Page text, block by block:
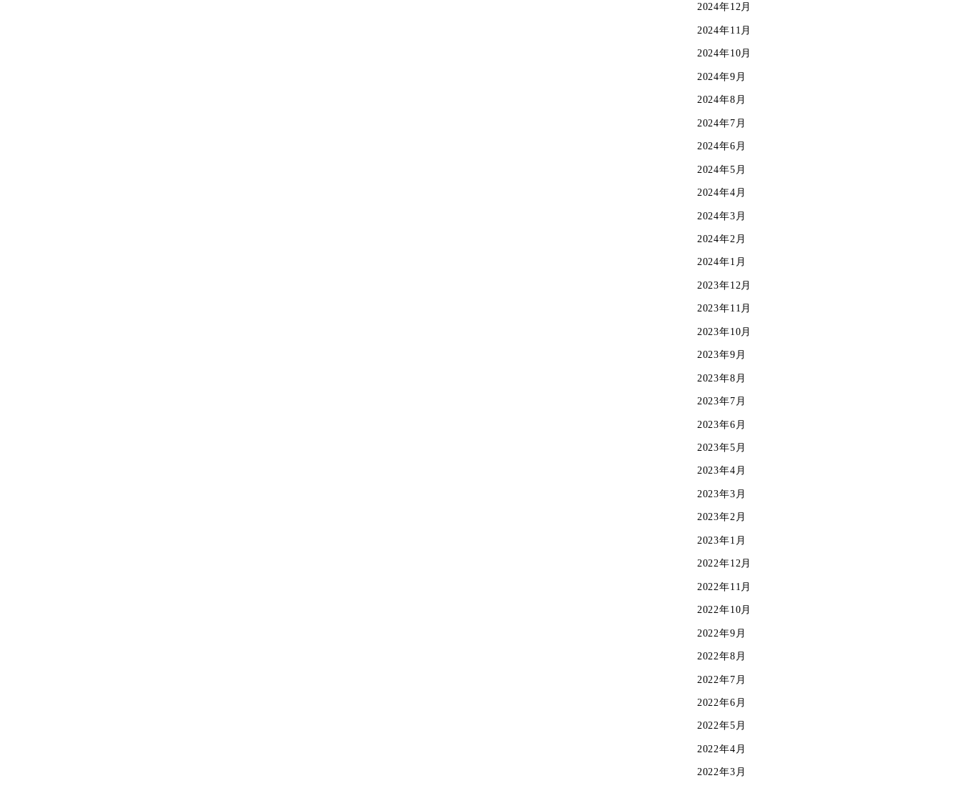
2024年12月
2024年11月
2024年10月
2024年9月
2024年8月
2024年7月
2024年6月
2024年5月
2024年4月
2024年3月
2024年2月
2024年1月
2023年12月
2023年11月
2023年10月
2023年9月
2023年8月
2023年7月
2023年6月
2023年5月
2023年4月
2023年3月
2023年2月
2023年1月
2022年12月
2022年11月
2022年10月
2022年9月
2022年8月
2022年7月
2022年6月
2022年5月
2022年4月
2022年3月